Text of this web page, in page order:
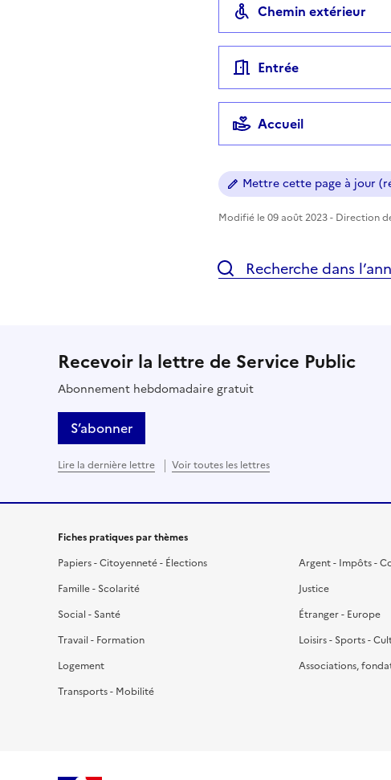
Chemin extérieur
Entrée
Accueil
Mettre cette page à jour
Modifié le 09 août 2023 - Direction
Recherche dans
Recevoir la lettre de Service Public
Abonnement hebdomadaire gratuit
S’abonner
Lire la dernière lettre Voir toutes les lettres
Fiches pratiques par thèmes
Papiers - Citoyenneté - Élections
Famille - Scolarité
Social - Santé
Travail - Formation
Logement
Transports - Mobilité
Argent - Impôts -
Justice
Étranger - Europe
Loisirs - Sports -
Associations,